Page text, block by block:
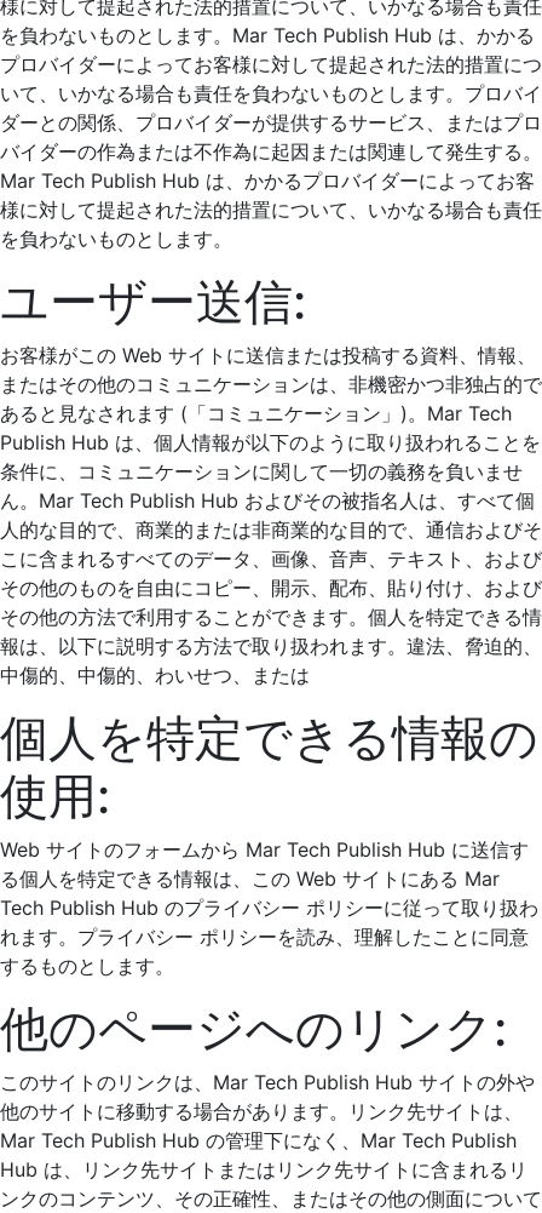
様に対して提起された法的措置について、いかなる場合も責任
を負わないものとします。Mar Tech Publish Hub は、かかる
プロバイダーによってお客様に対して提起された法的措置につ
いて、いかなる場合も責任を負わないものとします。プロバイ
ダーとの関係、プロバイダーが提供するサービス、またはプロ
バイダーの作為または不作為に起因または関連して発生する。
Mar Tech Publish Hub は、かかるプロバイダーによってお客
様に対して提起された法的措置について、いかなる場合も責任
を負わないものとします。
ユーザー送信:
お客様がこの Web サイトに送信または投稿する資料、情報、
またはその他のコミュニケーションは、非機密かつ非独占的で
あると見なされます (「コミュニケーション」)。Mar Tech
Publish Hub は、個人情報が以下のように取り扱われることを
条件に、コミュニケーションに関して一切の義務を負いませ
ん。Mar Tech Publish Hub およびその被指名人は、すべて個
人的な目的で、商業的または非商業的な目的で、通信およびそ
こに含まれるすべてのデータ、画像、音声、テキスト、および
その他のものを自由にコピー、開示、配布、貼り付け、および
その他の方法で利用することができます。個人を特定できる情
報は、以下に説明する方法で取り扱われます。違法、脅迫的、
中傷的、中傷的、わいせつ、または
個人を特定できる情報の
使用:
Web サイトのフォームから Mar Tech Publish Hub に送信す
る個人を特定できる情報は、この Web サイトにある Mar
Tech Publish Hub のプライバシー ポリシーに従って取り扱わ
れます。プライバシー ポリシーを読み、理解したことに同意
するものとします。
他のページへのリンク:
このサイトのリンクは、Mar Tech Publish Hub サイトの外や
他のサイトに移動する場合があります。リンク先サイトは、
Mar Tech Publish Hub の管理下になく、Mar Tech Publish
Hub は、リンク先サイトまたはリンク先サイトに含まれるリ
ンクのコンテンツ、その正確性、またはその他の側面について